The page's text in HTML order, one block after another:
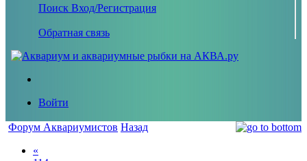
Поиск Вход/Регистрация
Обратная связь
Войти
Форум Аквариумистов Назад
«